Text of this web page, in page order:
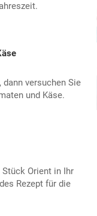
versuchen Sie
und Käse.
Orient in Ihr
Rezept für die